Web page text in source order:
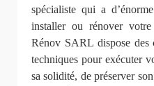
spécialiste qui a
installer ou rénover
Rénov SARL dispose des
techniques pour exécuter
sa solidité, de préserver